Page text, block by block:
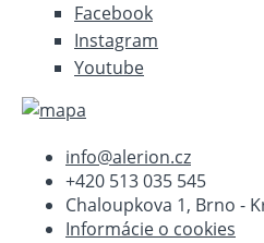
Facebook
Instagram
Youtube
info@alerion.cz
+420 513 035 545
Chaloupkova 1, Brno -
Informácie o cookies